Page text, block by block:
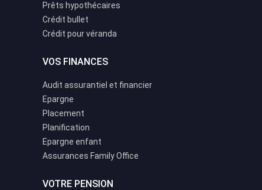
Prêts hypothécaires
Crédit bullet
Crédit pour véranda
VOS FINANCES
Audit assurantiel et financier
Epargne
Placement
Planification
Epargne enfant
Assurances Family Office
VOTRE PENSION